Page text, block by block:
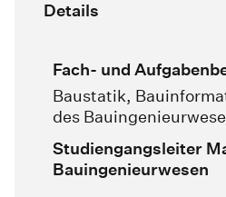
Details
Fach- und
Baustatik,
des
Studiengangsleiter
Bauingenieurwesen